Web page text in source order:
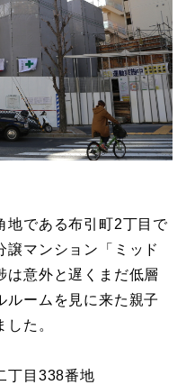
地である布引町2丁目で
譲マンション「ミッド
は意外と遅くまだ低層
ルームを見に来た親子
た。
丁目338番地